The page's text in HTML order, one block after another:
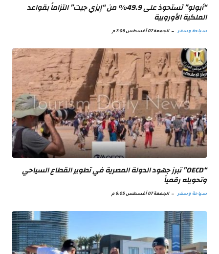
“أبولو” تستحوذ على 49.9% من “إيزي جيت” التزاماً بقواعد
الملكية الأوروبية
سياحة وسفر الجمعة 07 أغسطس 7:06 م
“OECD” تبرز جهود الدولة المصرية في تطوير القطاع السياحي
وتحويله رقمياً
سياحة وسفر الجمعة 07 أغسطس 6:05 م